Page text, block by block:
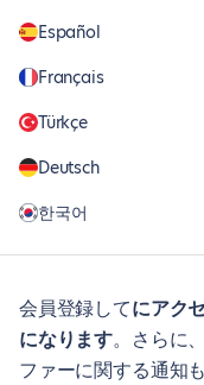
Español
Français
Türkçe
Deutsch
한국어
会員登録してにアク
になります。さらに
ファーに関する通知